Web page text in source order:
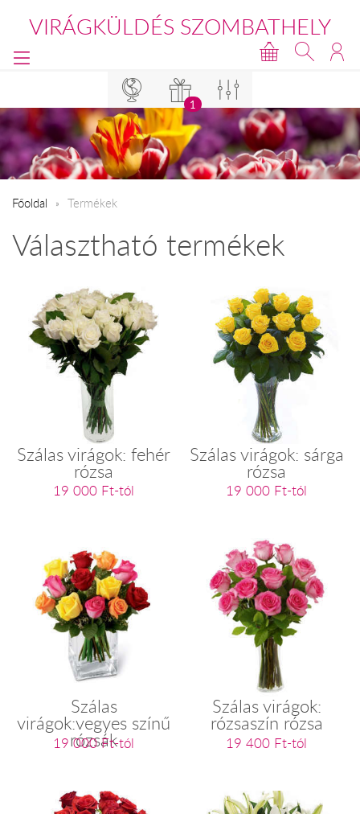
VIRÁGKÜLDÉS SZOMBATHELY
1
Főoldal Termékek
Választható termékek
Szálas virágok: fehér
rózsa
19 000 Ft-tól
Szálas virágok: sárga
rózsa
19 000 Ft-tól
Szálas
virágok:vegyes színű
rózsák
19 000 Ft-tól
Szálas virágok:
rózsaszín rózsa
19 400 Ft-tól